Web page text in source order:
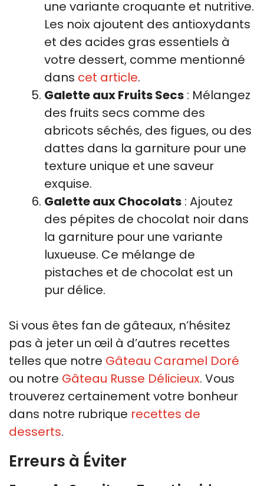
une variante croquante et nutritive.
Les noix ajoutent des antioxydants
et des acides gras essentiels à
votre dessert, comme mentionné
dans cet article.
Galette aux Fruits Secs : Mélangez
des fruits secs comme des
abricots séchés, des figues, ou des
dattes dans la garniture pour une
texture unique et une saveur
exquise.
Galette aux Chocolats : Ajoutez
des pépites de chocolat noir dans
la garniture pour une variante
luxueuse. Ce mélange de
pistaches et de chocolat est un
pur délice.
Si vous êtes fan de gâteaux, n’hésitez
pas à jeter un œil à d’autres recettes
telles que notre Gâteau Caramel Doré
ou notre Gâteau Russe Délicieux. Vous
trouverez certainement votre bonheur
dans notre rubrique recettes de
desserts.
Erreurs à Éviter